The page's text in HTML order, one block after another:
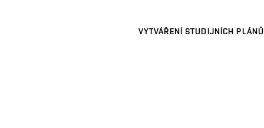
VYTVÁŘENÍ STUDIJNÍCH PLÁNŮ